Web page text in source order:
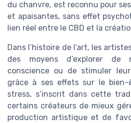
du chanvre, est reconnu pour
et apaisantes, sans effet
lien réel entre le CBD et la
Dans l’histoire de l’art, les
des moyens d’explorer de
conscience ou de stimuler
grâce à ses effets sur le
stress, s’inscrit dans cette
certains créateurs de mieux
production artistique et de